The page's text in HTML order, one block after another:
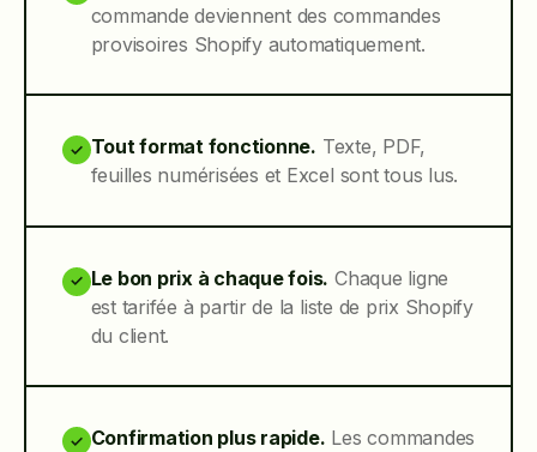
commande deviennent des commandes
provisoires Shopify automatiquement.
✓ Tout format fonctionne. Texte, PDF,
feuilles numérisées et Excel sont tous lus.
✓ Le bon prix à chaque fois. Chaque ligne
est tarifée à partir de la liste de prix Shopify
du client.
✓ Confirmation plus rapide. Les commandes